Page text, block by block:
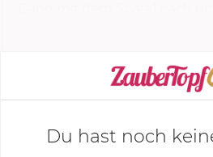
KOCHMODUS
Du hast noch